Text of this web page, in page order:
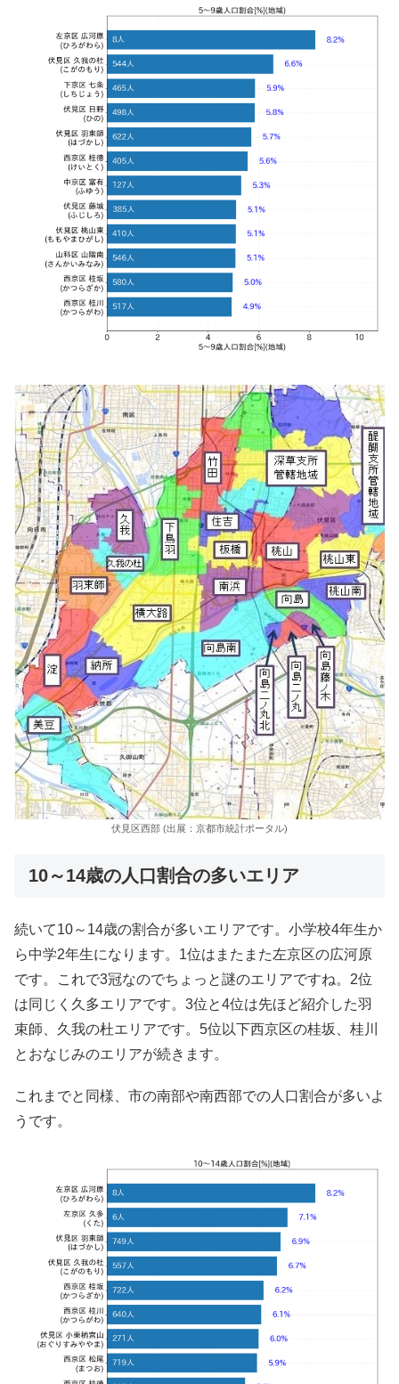
伏見区西部 (出展：京都市統計ポータル)
10～14歳の人口割合の多いエリア
続いて10～14歳の割合が多いエリアです。小学校4年生か
ら中学2年生になります。1位はまたまた左京区の広河原
です。これで3冠なのでちょっと謎のエリアですね。2位
は同じく久多エリアです。3位と4位は先ほど紹介した羽
束師、久我の杜エリアです。5位以下西京区の桂坂、桂川
とおなじみのエリアが続きます。
これまでと同様、市の南部や南西部での人口割合が多いよ
うです。